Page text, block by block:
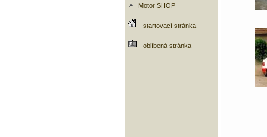
Motor SHOP
startovací stránka
oblíbená stránka